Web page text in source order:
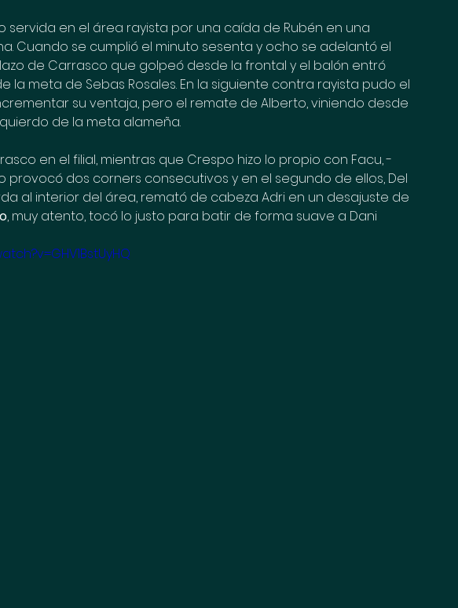
servida en el área rayista por una caída de Rubén en una
Cuando se cumplió el minuto sesenta y ocho se adelantó el
de Carrasco que golpeó desde la frontal y el balón entró
la meta de Sebas Rosales. En la siguiente contra rayista pudo el
su ventaja, pero el remate de Alberto, viniendo desde
de la meta alameña.
en el filial, mientras que Crespo hizo lo propio con Facu, -
provocó dos corners consecutivos y en el segundo de ellos, Del
al interior del área, remató de cabeza Adri en un desajuste de
, muy atento, tocó lo justo para batir de forma suave a Dani